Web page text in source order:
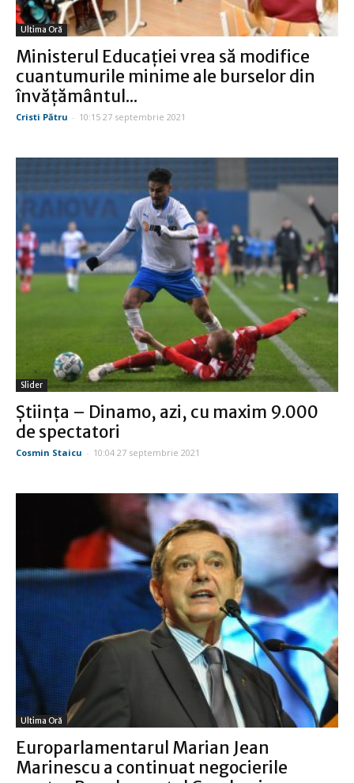
Ultima Oră
Ministerul Educaţiei vrea să modifice
cuantumurile minime ale burselor din
învăţământul...
Cristi Pătru - 10:15 27 septembrie 2021
Slider
Ştiinţa – Dinamo, azi, cu maxim 9.000
de spectatori
Cosmin Staicu - 10:04 27 septembrie 2021
Ultima Oră
Europarlamentarul Marian Jean
Marinescu a continuat negocierile